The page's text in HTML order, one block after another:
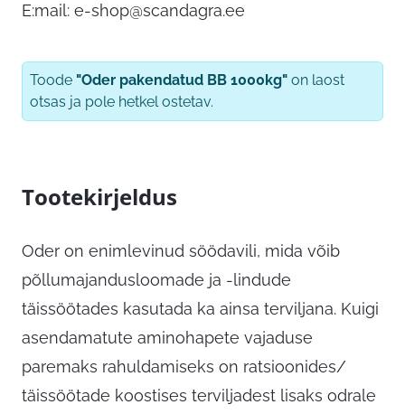
E:mail: e-shop@scandagra.ee
Toode "Oder pakendatud BB 1000kg" on laost
otsas ja pole hetkel ostetav.
Tootekirjeldus
Oder on enimlevinud söödavili, mida võib
põllumajandusloomade ja -lindude
täissöötades kasutada ka ainsa terviljana. Kuigi
asendamatute aminohapete vajaduse
paremaks rahuldamiseks on ratsioonides/
täissöötade koostises terviljadest lisaks odrale